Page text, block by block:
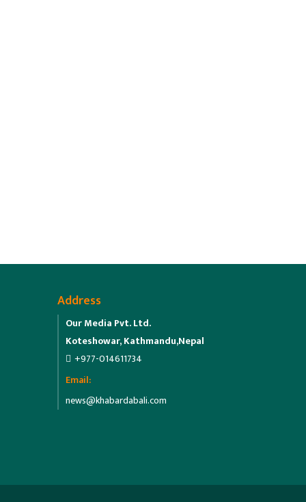
Address
Our Media Pvt. Ltd.
Koteshowar, Kathmandu,Nepal
+977-014611734
Email:
news@khabardabali.com